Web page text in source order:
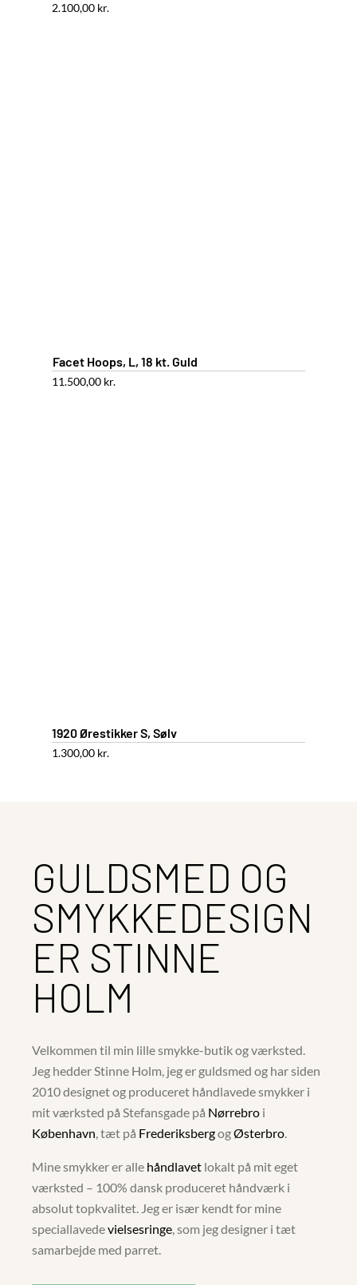
2.100,00 kr.
Facet Hoops, L, 18 kt. Guld
11.500,00 kr.
1920 Ørestikker S, Sølv
1.300,00 kr.
GULDSMED OG
SMYKKEDESIGN
ER STINNE
HOLM
Velkommen til min lille smykke-butik og værksted.
Jeg hedder Stinne Holm, jeg er guldsmed og har siden
2010 designet og produceret håndlavede smykker i
mit værksted på Stefansgade på Nørrebro i
København, tæt på FrederiksbergogØsterbro.
Mine smykker er alle håndlavet lokalt på mit eget
værksted – 100% dansk produceret håndværk i
absolut topkvalitet. Jeg er især kendt for mine
speciallavedevielsesringe, som jeg designer i tæt
samarbejde med parret.